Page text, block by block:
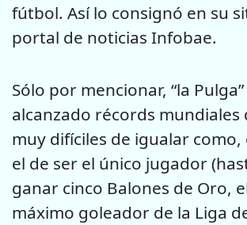
fútbol. Así lo consignó en su
portal de noticias Infobae.
Sólo por mencionar, “la
alcanzado récords mundiales
muy difíciles de igualar
el de ser el único jugador
ganar cinco Balones de Oro,
máximo goleador de la Liga